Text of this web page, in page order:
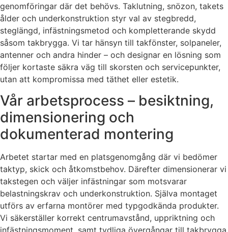
genomföringar där det behövs. Taklutning, snözon, takets
ålder och underkonstruktion styr val av stegbredd,
steglängd, infästningsmetod och kompletterande skydd
såsom takbrygga. Vi tar hänsyn till takfönster, solpaneler,
antenner och andra hinder – och designar en lösning som
följer kortaste säkra väg till skorsten och servicepunkter,
utan att kompromissa med täthet eller estetik.
Vår arbetsprocess – besiktning,
dimensionering och
dokumenterad montering
Arbetet startar med en platsgenomgång där vi bedömer
taktyp, skick och åtkomstbehov. Därefter dimensionerar vi
takstegen och väljer infästningar som motsvarar
belastningskrav och underkonstruktion. Själva montaget
utförs av erfarna montörer med typgodkända produkter.
Vi säkerställer korrekt centrumavstånd, uppriktning och
infästningsmoment, samt tydliga övergångar till takbrygga